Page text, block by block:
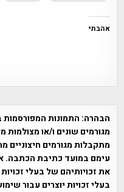
אהבתי
הבהרה: התמונות
מגורמים שונים ו/או
מתקבלות מגורמים
עימם במועד כתיבת הכתבה.
את זכויותיהם של בעלי
בעלי זכויות יוצרים עבור